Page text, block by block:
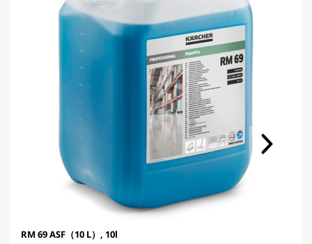
RM 69 ASF（10 L）, 10l